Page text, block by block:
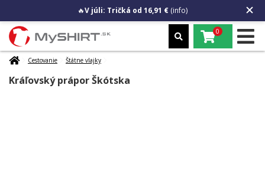
🔥V júli: Tričká od 16,91 € (info)
0
Cestovanie Štátne vlajky
Kráľovský prápor Škótska